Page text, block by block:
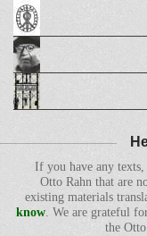
If you have any
Otto Rahn that are
existing materials
know. We are grateful
the